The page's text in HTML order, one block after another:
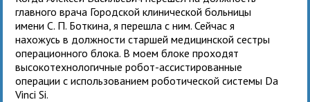
главного врача Городской клинической больницы
имени С. П. Боткина, я перешла с ним. Сейчас я
нахожусь в должности старшей медицинской сестры
операционного блока. В моем блоке проходят
высокотехнологичные робот-ассистированные
операции с использованием роботической системы Da
Vinci Si.